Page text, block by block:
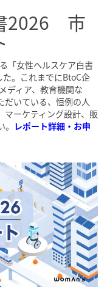
2026 市
「女性ヘルスケア白書
。これまでにBtoC企
ディア、教育機関な
だいている、恒例の人
マーケティング設計、販
レポート詳細・お申